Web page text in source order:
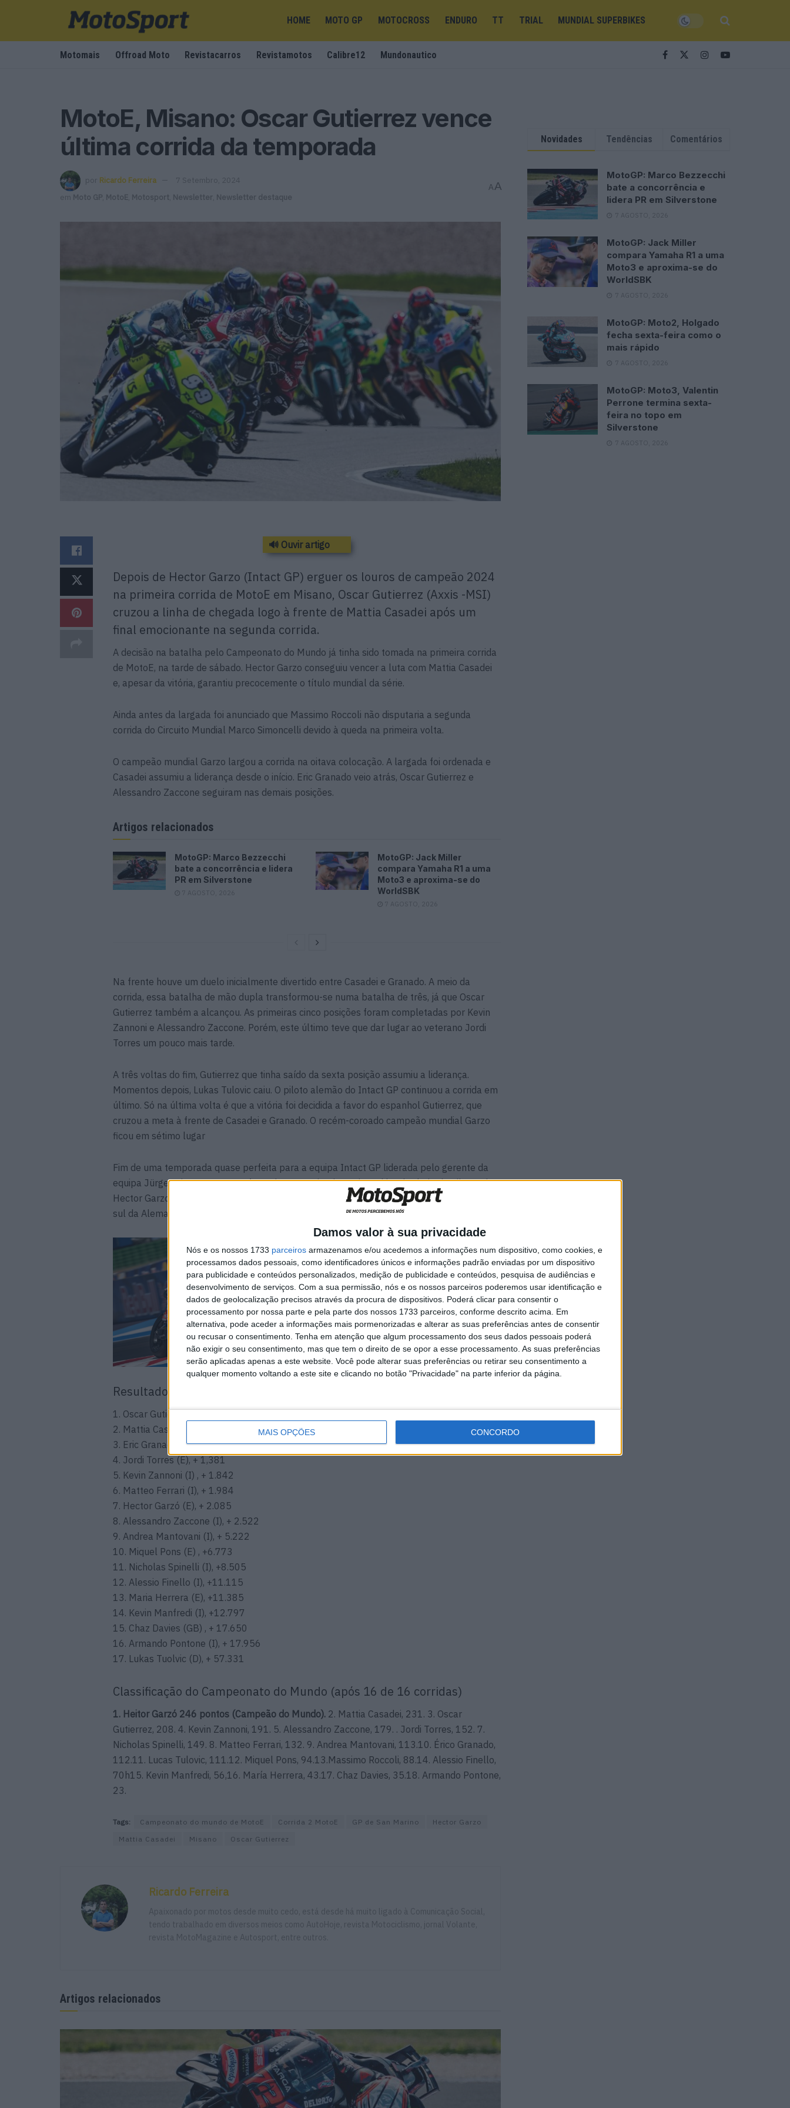
Damos valor à sua privacidade
Nós e os nossos 1733 parceiros armazenamos e/ou acedemos a informações num dispositivo, como cookies, e
processamos dados pessoais, como identificadores únicos e informações padrão enviadas por um dispositivo
para publicidade e conteúdos personalizados, medição de publicidade e conteúdos, pesquisa de audiências e
desenvolvimento de serviços. Com a sua permissão, nós e os nossos parceiros poderemos usar identificação e
dados de geolocalização precisos através da procura de dispositivos. Poderá clicar para consentir o
processamento por nossa parte e pela parte dos nossos 1733 parceiros, conforme descrito acima. Em
alternativa, pode aceder a informações mais pormenorizadas e alterar as suas preferências antes de consentir
ou recusar o consentimento. Tenha em atenção que algum processamento dos seus dados pessoais poderá
não exigir o seu consentimento, mas que tem o direito de se opor a esse processamento. As suas preferências
serão aplicadas apenas a este website. Você pode alterar suas preferências ou retirar seu consentimento a
qualquer momento voltando a este site e clicando no botão "Privacidade" na parte inferior da página.
MAIS OPÇÕES CONCORDO
HOME MOTO GP MOTOCROSS ENDURO TT TRIAL MUNDIAL SUPERBIKES
Motomais Offroad Moto Revistacarros Revistamotos Calibre12 Mundonautico
MotoE, Misano: Oscar Gutierrez vence
última corrida da temporada
por Ricardo Ferreira
7 Setembro, 2024
em
Moto GP MotoE Motosport Newsletter Newsletter destaque
AA
🔊 Ouvir artigo
Depois de Hector Garzo (Intact GP) erguer os louros de campeão 2024
na primeira corrida de MotoE em Misano, Oscar Gutierrez (Axxis -MSI)
cruzou a linha de chegada logo à frente de Mattia Casadei após um
final emocionante na segunda corrida.
A decisão na batalha pelo Campeonato do Mundo já tinha sido tomada na primeira corrida
de MotoE, na tarde de sábado. Hector Garzo conseguiu vencer a luta com Mattia Casadei
e, apesar da vitória, garantiu precocemente o título mundial da série.
Ainda antes da largada foi anunciado que Massimo Roccoli não disputaria a segunda
corrida do Circuito Mundial Marco Simoncelli devido à queda na primeira volta.
O campeão mundial Garzo largou a corrida na oitava colocação. A largada foi ordenada e
Casadei assumiu a liderança desde o início. Eric Granado veio atrás, Oscar Gutierrez e
Alessandro Zaccone seguiram nas demais posições.
Artigos relacionados
MotoGP: Marco Bezzecchi
bate a concorrência e lidera
PR em Silverstone
7 AGOSTO, 2026
MotoGP: Jack Miller
compara Yamaha R1 a uma
Moto3 e aproxima-se do
WorldSBK
7 AGOSTO, 2026
Na frente houve um duelo inicialmente divertido entre Casadei e Granado. A meio da
corrida, essa batalha de mão dupla transformou-se numa batalha de três, já que Oscar
Gutierrez também a alcançou. As primeiras cinco posições foram completadas por Kevin
Zannoni e Alessandro Zaccone. Porém, este último teve que dar lugar ao veterano Jordi
Torres um pouco mais tarde.
A três voltas do fim, Gutierrez que tinha saído da sexta posição assumiu a liderança.
Momentos depois, Lukas Tulovic caiu. O piloto alemão do Intact GP continuou a corrida em
último. Só na última volta é que a vitória foi decidida a favor do espanhol Gutierrez, que
cruzou a meta à frente de Casadei e Granado. O recém-coroado campeão mundial Garzo
ficou em sétimo lugar
Fim de uma temporada quase perfeita para a equipa Intact GP liderada pelo gerente da
equipa Jürgen Lingg. Graças ao forte desempenho da equipe, além do título de pilotos de
Hector Garzo, o campeonato mundial por equipas também vai para a experiente equipa do
sul da Alemanha.
Resultados MotoE Misano, Corrida 2
1. Oscar Gutierrez (E), 8 voltas
2. Mattia Casadei (I), + 0,109 seg
3. Eric Granado (BRA), + 0,302
4. Jordi Torres (E), + 1,381
5. Kevin Zannoni (I) , + 1.842
6. Matteo Ferrari (I), + 1.984
7. Hector Garzó (E), + 2.085
8. Alessandro Zaccone (I), + 2.522
9. Andrea Mantovani (I), + 5.222
10. Miquel Pons (E) , +6.773
11. Nicholas Spinelli (I), +8.505
12. Alessio Finello (I), +11.115
13. Maria Herrera (E), +11.385
14. Kevin Manfredi (I), +12.797
15. Chaz Davies (GB) , + 17.650
16. Armando Pontone (I), + 17.956
17. Lukas Tuolvic (D), + 57.331
Classificação do Campeonato do Mundo (após 16 de 16 corridas)
1. Heitor Garzó 246 pontos (Campeão do Mundo). 2. Mattia Casadei, 231. 3. Oscar
Gutierrez, 208. 4. Kevin Zannoni, 191. 5. Alessandro Zaccone, 179. . Jordi Torres, 152. 7.
Nicholas Spinelli, 149. 8. Matteo Ferrari, 132. 9. Andrea Mantovani, 113.10. Érico Granado,
112.11. Lucas Tulovic, 111.12. Miquel Pons, 94.13.Massimo Roccoli, 88.14. Alessio Finello,
70h15. Kevin Manfredi, 56,16. María Herrera, 43.17. Chaz Davies, 35.18. Armando Pontone,
23.
Tags: Campeonato do mundo de MotoE Corrida 2 MotoE GP de San Marino
Hector Garzo
Mattia Casadei
Misano Oscar Gutierrez
Ricardo Ferreira
Apaixonado por motos desde muito cedo, está desde há muito ligado à Comunicação Social,
tendo trabalhado em diversos meios como AutoHoje, revista Motociclismo, jornal Volante,
revista MotoMagazine e Autosport, entre outros.
Artigos relacionados
Novidades Tendências Comentários
MotoGP: Marco Bezzecchi
bate a concorrência e
lidera PR em Silverstone
7 AGOSTO, 2026
MotoGP: Jack Miller
compara Yamaha R1 a uma
Moto3 e aproxima-se do
WorldSBK
7 AGOSTO, 2026
MotoGP: Moto2, Holgado
fecha sexta-feira como o
mais rápido
7 AGOSTO, 2026
MotoGP: Moto3, Valentin
Perrone termina sexta-
feira no topo em
Silverstone
7 AGOSTO, 2026